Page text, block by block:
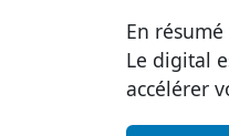
En résumé
Le digital
accélérer